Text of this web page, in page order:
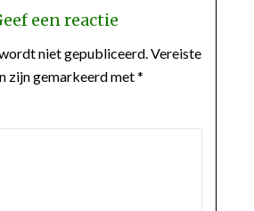
een reactie
niet gepubliceerd.Vereiste
zijn gemarkeerd met*